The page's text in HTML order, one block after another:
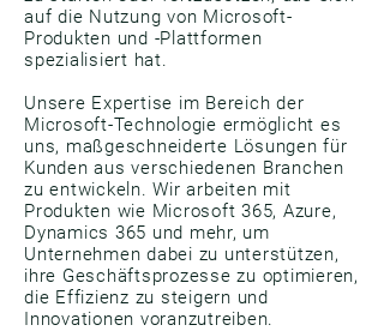
auf die Nutzung von Microsoft-
Produkten und -Plattformen
spezialisiert hat.
Unsere Expertise im Bereich der
Microsoft-Technologie ermöglicht es
uns, maßgeschneiderte Lösungen für
Kunden aus verschiedenen Branchen
zu entwickeln. Wir arbeiten mit
Produkten wie Microsoft 365, Azure,
Dynamics 365 und mehr, um
Unternehmen dabei zu unterstützen,
ihre Geschäftsprozesse zu optimieren,
die Effizienz zu steigern und
Innovationen voranzutreiben.